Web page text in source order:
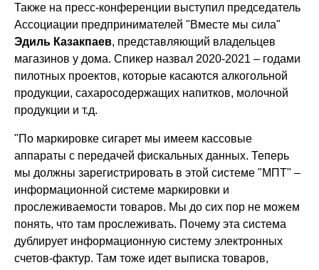
Также на пресс-конференции выступил председатель
Ассоциации предпринимателей "Вместе мы сила"
Эдиль Казакпаев, представляющий владельцев
магазинов у дома. Спикер назвал 2020-2021 – годами
пилотных проектов, которые касаются алкогольной
продукции, сахаросодержащих напитков, молочной
продукции и т.д.
"По маркировке сигарет мы имеем кассовые
аппараты с передачей фискальных данных. Теперь
мы должны зарегистрировать в этой системе "МПТ" –
информационной системе маркировки и
прослеживаемости товаров. Мы до сих пор не можем
понять, что там прослеживать. Почему эта система
дублирует информационную систему электронных
счетов-фактур. Там тоже идет выписка товаров,